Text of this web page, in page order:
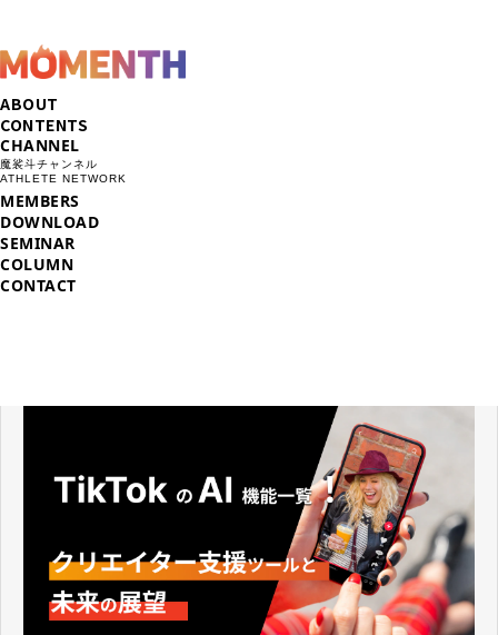
ABOUT
CONTENTS
CHANNEL
魔裟斗チャンネル
ATHLETE NETWORK
MEMBERS
DOWNLOAD
SEMINAR
COLUMN
CONTACT